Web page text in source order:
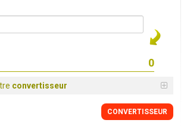
convertisseur
CONVERTISSEUR